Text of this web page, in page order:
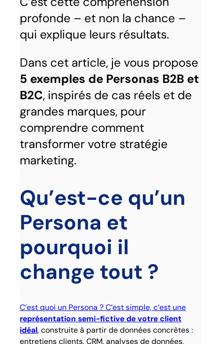
profonde – et non la chance –
qui explique leurs résultats.
Dans cet article, je vous propose
5 exemples de Personas B2B et
B2C, inspirés de cas réels et de
grandes marques, pour
comprendre comment
transformer votre stratégie
marketing.
Qu’est-ce qu’un
Persona et
pourquoi il
change tout ?
C’est quoi un Persona ? C’est simple, c’est une
représentation semi-fictive de votre client
idéal, construite à partir de données concrètes :
entretiens clients, CRM, analyses de données,